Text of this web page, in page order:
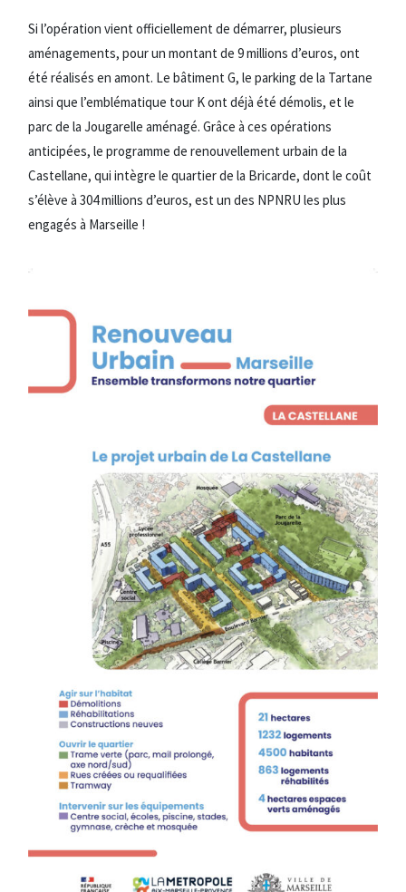
Si l’opération vient officiellement de démarrer, plusieurs
aménagements, pour un montant de 9 millions d’euros, ont
été réalisés en amont. Le bâtiment G, le parking de la Tartane
ainsi que l’emblématique tour K ont déjà été démolis, et le
parc de la Jougarelle aménagé. Grâce à ces opérations
anticipées, le programme de renouvellement urbain de la
Castellane, qui intègre le quartier de la Bricarde, dont le coût
s’élève à 304 millions d’euros, est un des NPNRU les plus
engagés à Marseille !